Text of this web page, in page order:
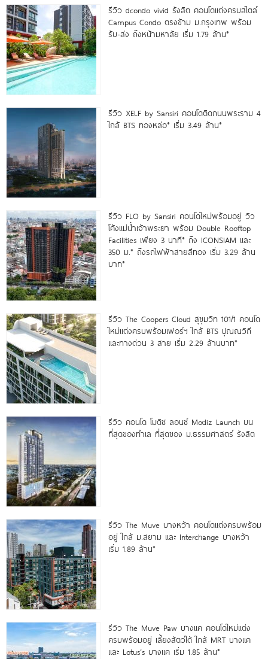
รีวิว dcondo vivid รังสิต คอนโดแต่งครบสไตล์
Campus Condo ตรงข้าม ม.กรุงเทพ พร้อม
รับ-ส่ง ถึงหน้ามหาลัย เริ่ม 1.79 ล้าน*
รีวิว XELF by Sansiri คอนโดติดถนนพระราม 4
ใกล้ BTS ทองหล่อ* เริ่ม 3.49 ล้าน*
รีวิว FLO by Sansiri คอนโดใหม่พร้อมอยู่ วิว
โค้งแม่น้ำเจ้าพระยา พร้อม Double Rooftop
Facilities เพียง 3 นาที* ถึง ICONSIAM และ
350 ม.* ถึงรถไฟฟ้าสายสีทอง เริ่ม 3.29 ล้าน
บาท*
รีวิว The Coopers Cloud สุขุมวิท 101/1 คอนโด
ใหม่แต่งครบพร้อมเฟอร์ฯ ใกล้ BTS ปุณณวิถี
และทางด่วน 3 สาย เริ่ม 2.29 ล้านบาท*
รีวิว คอนโด โมดิซ ลอนซ์ Modiz Launch บน
ที่สุดของทำเล ที่สุดของ ม.ธรรมศาสตร์ รังสิต
รีวิว The Muve บางหว้า คอนโดแต่งครบพร้อม
อยู่ ใกล้ ม.สยาม และ Interchange บางหว้า
เริ่ม 1.89 ล้าน*
รีวิว The Muve Paw บางแค คอนโดใหม่แต่ง
ครบพร้อมอยู่ เลี้ยงสัตว์ได้ ใกล้ MRT บางแค
และ Lotus’s บางแค เริ่ม 1.85 ล้าน*